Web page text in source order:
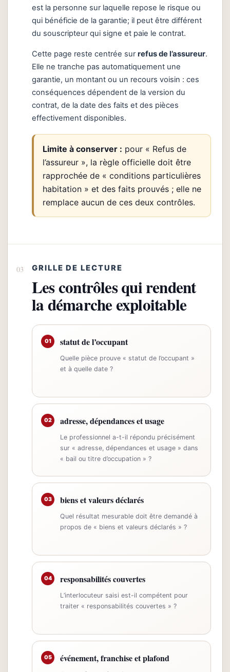
est la personne sur laquelle repose le risque ou
qui bénéficie de la garantie; il peut être différent
du souscripteur qui signe et paie le contrat.
Cette page reste centrée surrefus de l’assureur.
Elle ne tranche pas automatiquement une
garantie, un montant ou un recours voisin : ces
conséquences dépendent de la version du
contrat, de la date des faits et des pièces
effectivement disponibles.
Limite à conserver : pour « Refus de
l’assureur », la règle officielle doit être
rapprochée de « conditions particulières
habitation » et des faits prouvés ; elle ne
remplace aucun de ces deux contrôles.
GRILLE DE LECTURE
Les contrôles qui rendent
la démarche exploitable
01 statut de l’occupant
Quelle pièce prouve « statut de l’occupant »
et à quelle date ?
02 adresse, dépendances et usage
Le professionnel a-t-il répondu précisément
sur « adresse, dépendances et usage » dans
« bail ou titre d’occupation » ?
03 biens et valeurs déclarés
Quel résultat mesurable doit être demandé à
propos de « biens et valeurs déclarés » ?
04 responsabilités couvertes
L’interlocuteur saisi est-il compétent pour
traiter « responsabilités couvertes » ?
05 événement, franchise et plafond